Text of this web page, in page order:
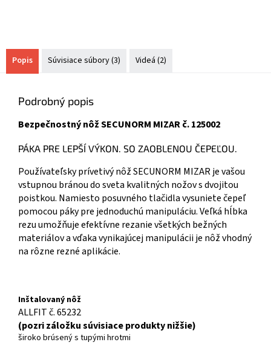
Popis Súvisiace súbory (3) Videá (2)
Podrobný popis
Bezpečnostný nôž SECUNORM MIZAR č. 125002
PÁKA PRE LEPŠÍ VÝKON. SO ZAOBLENOU ČEPEĽOU.
Používateľsky prívetivý nôž SECUNORM MIZAR je vašou
vstupnou bránou do sveta kvalitných nožov s dvojitou
poistkou. Namiesto posuvného tlačidla vysuniete čepeľ
pomocou páky pre jednoduchú manipuláciu. Veľká hĺbka
rezu umožňuje efektívne rezanie všetkých bežných
materiálov a vďaka vynikajúcej manipulácii je nôž vhodný
na rôzne rezné aplikácie.
Inštalovaný nôž
ALLFIT č. 65232
(pozri záložku súvisiace produkty nižšie)
široko brúsený s tupými hrotmi